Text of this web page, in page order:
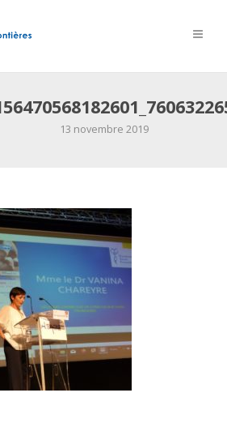
13 novembre 2019